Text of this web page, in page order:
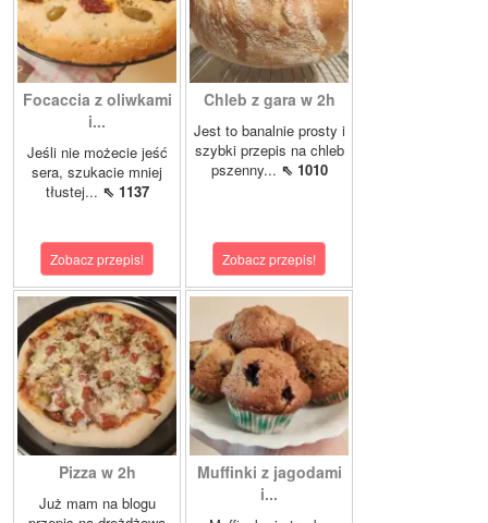
Focaccia z oliwkami
i...
Jeśli nie możecie jeść
sera, szukacie mniej
tłustej... ⇖ 1137
Zobacz przepis!
Chleb z gara w 2h
Jest to banalnie prosty i
szybki przepis na chleb
pszenny... ⇖ 1010
Zobacz przepis!
Pizza w 2h
Już mam na blogu
Muffinki z jagodami
i...